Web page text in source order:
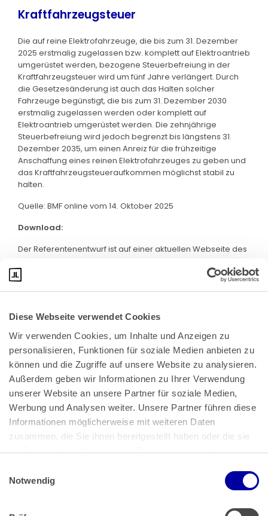
Diese Webseite verwendet Cookies
Wir verwenden Cookies, um Inhalte und Anzeigen zu
personalisieren, Funktionen für soziale Medien anbieten zu
können und die Zugriffe auf unsere Website zu analysieren.
Außerdem geben wir Informationen zu Ihrer Verwendung
unserer Website an unsere Partner für soziale Medien,
Werbung und Analysen weiter. Unsere Partner führen diese
Informationen möglicherweise mit weiteren Daten
zusammen, die Sie ihnen bereitgestellt haben oder die sie
im Rahmen Ihrer Nutzung der Dienste gesammelt haben.
Impressum
Notwendig
Kraftfahrzeugsteuer
Die auf reine Elektrofahrzeuge, die bis zum 31. Dezember
2025 erstmalig zugelassen bzw. komplett auf Elektroantrieb
umgerüstet werden, bezogene Steuerbefreiung in der
Kraftfahrzeugsteuer wird um fünf Jahre verlängert. Durch
die Gesetzesänderung ist auch das Halten solcher
Fahrzeuge begünstigt, die bis zum 31. Dezember 2030
erstmalig zugelassen werden oder komplett auf
Elektroantrieb umgerüstet werden. Die zehnjährige
Steuerbefreiung wird jedoch begrenzt bis längstens 31.
Dezember 2035, um einen Anreiz für die frühzeitige
Anschaffung eines reinen Elektrofahrzeuges zu geben und
das Kraftfahrzeugsteueraufkommen möglichst stabil zu
halten.
Quelle: BMF online vom 14. Oktober 2025
Download:
Der Referentenentwurf ist auf einer aktuellen Webseite des
Bundeskanzlerplatz 2
53113 Bonn
Pressemitteilungen|AGB
Impressum|Datenschutz